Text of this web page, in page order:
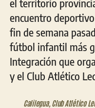
el territorio
encuentro
fin de semana
fútbol infantil más
Integración que
y el Club Atlético
Calilegua, Club Atlético